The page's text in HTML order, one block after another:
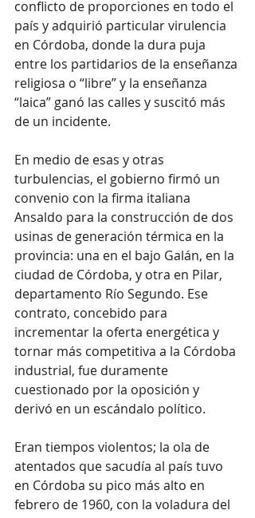
conflicto de proporciones en todo el
país y adquirió particular virulencia
en Córdoba, donde la dura puja
entre los partidarios de la enseñanza
religiosa o “libre” y la enseñanza
“laica” ganó las calles y suscitó más
de un incidente.
En medio de esas y otras
turbulencias, el gobierno firmó un
convenio con la firma italiana
Ansaldo para la construcción de dos
usinas de generación térmica en la
provincia: una en el bajo Galán, en la
ciudad de Córdoba, y otra en Pilar,
departamento Río Segundo. Ese
contrato, concebido para
incrementar la oferta energética y
tornar más competitiva a la Córdoba
industrial, fue duramente
cuestionado por la oposición y
derivó en un escándalo político.
Eran tiempos violentos; la ola de
atentados que sacudía al país tuvo
en Córdoba su pico más alto en
febrero de 1960, con la voladura del